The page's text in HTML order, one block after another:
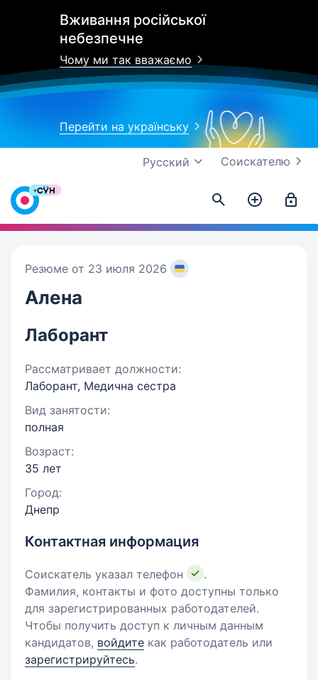
Вживання російської
небезпечне
Чому ми так вважаємо
Перейти на українську
Соискателю
Русский
Резюме от 23 июля 2026
Алена
Лаборант
Рассматривает должности:
Лаборант, Медична сестра
Вид занятости:
полная
Возраст:
35 лет
Город:
Днепр
Контактная информация
Соискатель указал телефон
.
Фамилия, контакты и фото доступны только
для зарегистрированных работодателей.
Чтобы получить доступ к личным данным
кандидатов, войдите как работодатель или
зарегистрируйтесь.